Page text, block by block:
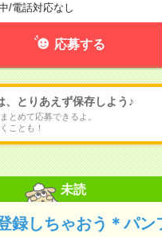
/電話対応なし
応募する
、とりあえず保存しよう♪
とめて応募できるよ。
ことも！
未読
録しちゃおう＊パン